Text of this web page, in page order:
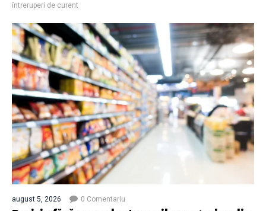
întreruperi de curent
august 5, 2026 0 Comentariu